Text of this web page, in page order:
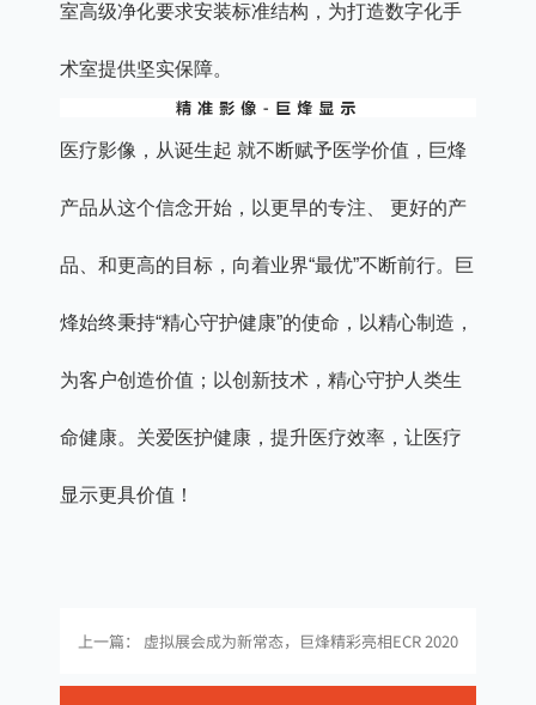
室高级净化要求安装标准结构，为打造数字化手
术室提供坚实保障。
医疗影像，从诞生起 就不断赋予医学价值，巨烽
产品从这个信念开始，以更早的专注、 更好的产
品、和更高的目标，向着业界“最优”不断前行。巨
烽始终秉持“精心守护健康”的使命，以精心制造，
为客户创造价值；以创新技术，精心守护人类生
命健康。关爱医护健康，提升医疗效率，让医疗
显示更具价值！
上一篇： 虚拟展会成为新常态，巨烽精彩亮相ECR 2020